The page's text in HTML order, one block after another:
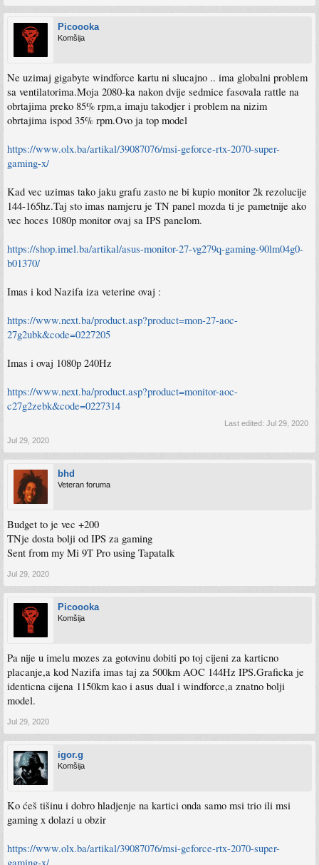
Picoooka
Komšija
Ne uzimaj gigabyte windforce kartu ni slucajno .. ima globalni problem
sa ventilatorima.Moja 2080-ka nakon dvije sedmice fasovala rattle na
obrtajima preko 85% rpm,a imaju takodjer i problem na nizim
obrtajima ispod 35% rpm.Ovo ja top model
https://www.olx.ba/artikal/39087076/msi-geforce-rtx-2070-super-
gaming-x/
Kad vec uzimas tako jaku grafu zasto ne bi kupio monitor 2k rezolucije
144-165hz.Taj sto imas namjeru je TN panel mozda ti je pametnije ako
vec hoces 1080p monitor ovaj sa IPS panelom.
https://shop.imel.ba/artikal/asus-monitor-27-vg279q-gaming-90lm04g0-
b01370/
Imas i kod Nazifa iza veterine ovaj :
https://www.next.ba/product.asp?product=mon-27-aoc-
27g2ubk&code=0227205
Imas i ovaj 1080p 240Hz
https://www.next.ba/product.asp?product=monitor-aoc-
c27g2zebk&code=0227314
Last edited: Jul 29, 2020
Jul 29, 2020
bhd
Veteran foruma
Budget to je vec +200
TNje dosta bolji od IPS za gaming
Sent from my Mi 9T Pro using Tapatalk
Jul 29, 2020
Picoooka
Komšija
Pa nije u imelu mozes za gotovinu dobiti po toj cijeni za karticno
placanje,a kod Nazifa imas taj za 500km AOC 144Hz IPS.Graficka je
identicna cijena 1150km kao i asus dual i windforce,a znatno bolji
model.
Jul 29, 2020
igor.g
Komšija
Ko ćeš tišinu i dobro hladjenje na kartici onda samo msi trio ili msi
gaming x dolazi u obzir
https://www.olx.ba/artikal/39087076/msi-geforce-rtx-2070-super-